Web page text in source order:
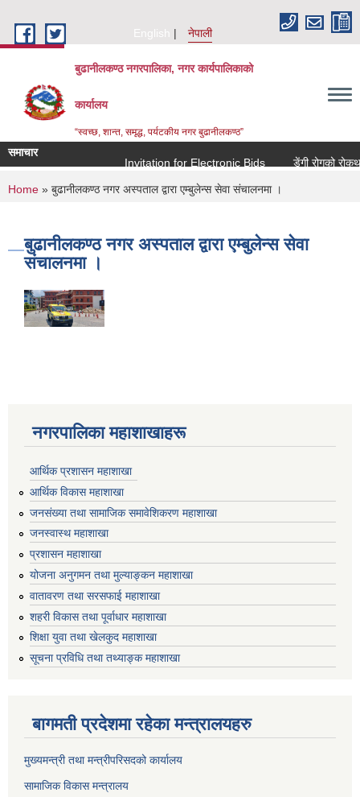
English
नेपाली
बुढानीलकण्ठ नगरपालिका, नगर कार्यपालिकाको
कार्यालय
“स्वच्छ, शान्त, समृद्ध, पर्यटकीय नगर बुढानीलकण्ठ”
समाचार
Invitation for Electronic Bids
डेंगी रोगको
You are here
Home » बुढानीलकण्ठ नगर अस्पताल द्वारा एम्बुलेन्स सेवा संचालनमा ।
बुढानीलकण्ठ नगर अस्पताल द्वारा एम्बुलेन्स सेवा
संचालनमा ।
नगरपालिका महाशाखाहरू
आर्थिक प्रशासन महाशाखा
आर्थिक विकास महाशाखा
जनसंख्या तथा सामाजिक समावेशिकरण महाशाखा
जनस्वास्थ महाशाखा
प्रशासन महाशाखा
योजना अनुगमन तथा मुल्याङ्कन महाशाखा
वातावरण तथा सरसफाई महाशाखा
शहरी विकास तथा पूर्वाधार महाशाखा
शिक्षा युवा तथा खेलकुद महाशाखा
सूचना प्रविधि तथा तथ्याङ्क महाशाखा
बागमती प्रदेशमा रहेका मन्त्रालयहरु
मुख्यमन्त्री तथा मन्त्रीपरिसदको कार्यालय
सामाजिक विकास मन्त्रालय